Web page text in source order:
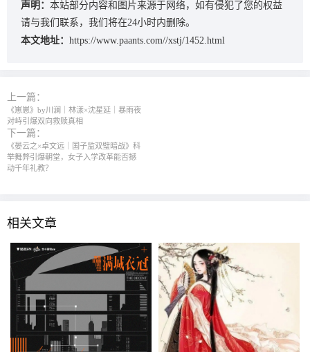
声明： 本站部分内容和图片来源于网络，如有侵犯了您的权益
请与我们联系，我们将在24小时内删除。
本文地址： https://www.paants.com//xstj/1452.html
上一篇：
《崽崽》by川澜｜林漾×沈星延｜暴雨夜
对峙引爆双向救赎真相
下一篇：
《晏云之×卓文远｜国子监双璧暗战》科
举舞弊引爆朝堂，女子入学改革能否撼
动千年礼教？
相关文章